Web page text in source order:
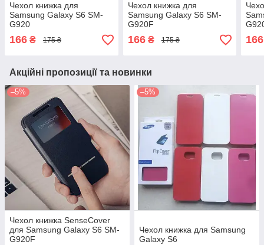
Чехол книжка для
Samsung Galaxy S6 SM-
G920
166 ₴ 175 ₴
Чехол книжка для
Samsung Galaxy S6 SM-
G920F
166₴ 175 ₴ 166
Акційні пропозиції та новинки
–5%
Чехол книжка SenseCover
для Samsung Galaxy S6 SM-
G920F
–5%
Чехол книжка для Samsung
Galaxy S6